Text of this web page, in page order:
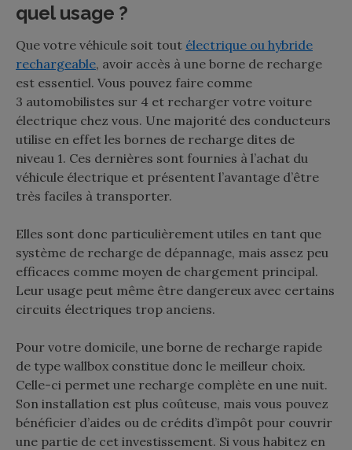
quel usage ?
Que votre véhicule soit tout électrique ou hybride
rechargeable, avoir accès à une borne de recharge
est essentiel. Vous pouvez faire comme
3 automobilistes sur 4 et recharger votre voiture
électrique chez vous. Une majorité des conducteurs
utilise en effet les bornes de recharge dites de
niveau 1. Ces dernières sont fournies à l’achat du
véhicule électrique et présentent l’avantage d’être
très faciles à transporter.
Elles sont donc particulièrement utiles en tant que
système de recharge de dépannage, mais assez peu
efficaces comme moyen de chargement principal.
Leur usage peut même être dangereux avec certains
circuits électriques trop anciens.
Pour votre domicile, une borne de recharge rapide
de type wallbox constitue donc le meilleur choix.
Celle-ci permet une recharge complète en une nuit.
Son installation est plus coûteuse, mais vous pouvez
bénéficier d’aides ou de crédits d’impôt pour couvrir
une partie de cet investissement. Si vous habitez en